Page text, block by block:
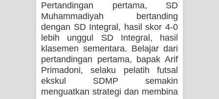
Pertandingan pertama, SD
Muhammadiyah bertanding
dengan SD Integral, hasil skor 4-0
lebih unggul SD Integral, hasil
klasemen sementara. Belajar dari
pertandingan pertama, bapak Arif
Primadoni, selaku pelatih futsal
ekskul SDMP semakin
menguatkan strategi dan membina